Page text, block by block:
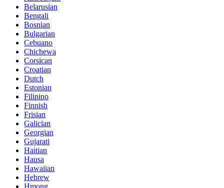
Belarusian
Bengali
Bosnian
Bulgarian
Cebuano
Chichewa
Corsican
Croatian
Dutch
Estonian
Filipino
Finnish
Frisian
Galician
Georgian
Gujarati
Haitian
Hausa
Hawaiian
Hebrew
Hmong